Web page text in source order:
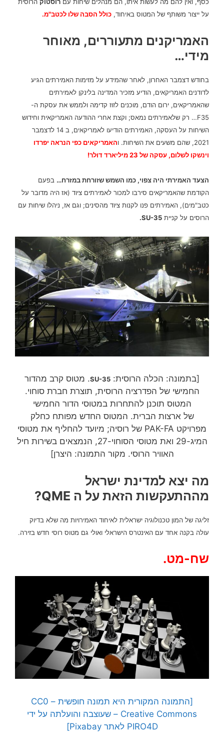
על ייצור משותף של המטוס באיחוד, כולל הסבה שלו לכטב"מ.
האמריקנים מתעוררים, מאוחר
מידי…
בחודש דצמבר האחרון, לאחר שהמידע על מזימות האמירתים הגיע
לדודנים האמריקאים, הודיע מזכיר המדינה בלינקן לאמירתים
שהאמריקאים, ירום הודם, מוכנים לזוז קדימה ולממש את עסקת ה-
F35…
רק שלאמירתים נמאס; וקצת אחרי ההודעה האמריקאית וחידוש
השיחות על העסקה, האמירתים הודיעו לאמריקאים, ב 14 לדצמבר
2021, שהם משעים את השיחות. ו
האמריקאים כפי הנראה יפרדו
וינשקו לשלום, עסקה של 23 מיליארד דולר!
הצעד האמירתי היה צפוי, כמו השמש שזורחת במזרח… בפעם
הקודמת שהאמריקאים סירבו למכור לאמירתים ציוד (אז היה מדובר על
כטב"מים), האמירתים פנו לקנות ציוד מהסינים; וגם אז, ניהלו שיחות עם
הרוסים על קניית SU-35.
[בתמונה: הכלה הרוסית: SU-35. מטוס קרב מהדור
החמישי של הפדרציה הרוסית, תוצרת חברת סוחוי.
המטוס תוכנן להתחרות במטוסי הדור החמישי
של ארצות הברית. המטוס החדש מפותח כחלק
מפרויקט PAK-FA של רוסיה; מיועד להחליף את מטוסי
המיג-29 ואת מטוסי הסוחוי-27, הנמצאים בשירות חיל
האוויר הרוסי. מקור התמונה: היצרן]
מה יצא למדינת ישראל
מההתעקשות הזאת על ה QME?
זליגה של המון טכנולוגיה ישראלית לאיחוד האמירויות מה שלא בדיוק
עולה בקנה אחד עם האינטרס הישראלי ואולי גם מטוס רוסי חדש בזירה.
שח-מט.
[התמונה המקורית היא תמונה חופשית – CC0
Creative Commons – שעוצבה והועלתה על ידי
PIRO4D לאתר Pixabay]